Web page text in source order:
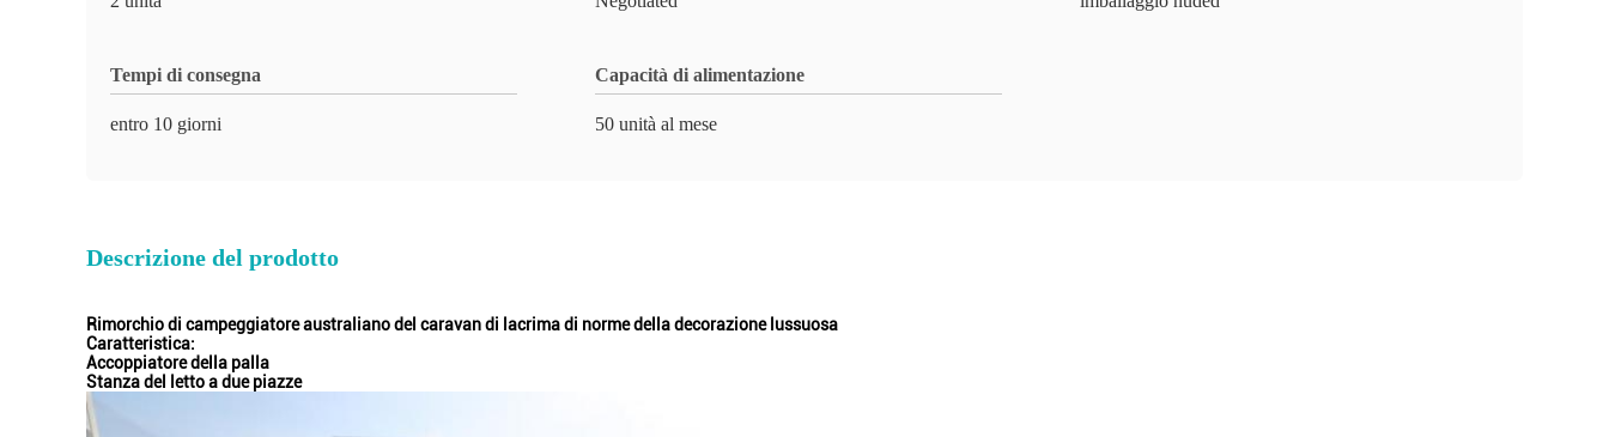
Tempi di consegna
entro 10 giorni
Capacità di alimentazione
50 unità al mese
Descrizione del prodotto
Rimorchio di campeggiatore australiano del caravan di lacrima di norme della decorazione lussuosa
Caratteristica:
Accoppiatore della palla
Stanza del letto a due piazze